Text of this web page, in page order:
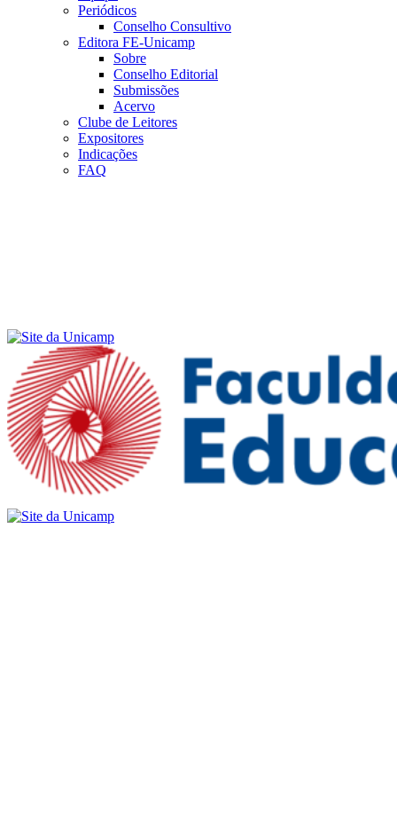
Periódicos
Conselho Consultivo
Editora FE-Unicamp
Sobre
Conselho Editorial
Submissões
Acervo
Clube de Leitores
Expositores
Indicações
FAQ